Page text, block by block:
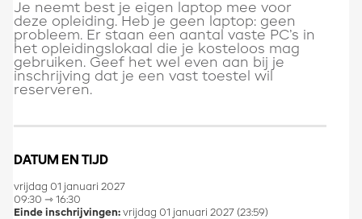
Je neemt best je eigen laptop mee voor
deze opleiding. Heb je geen laptop: geen
probleem. Er staan een aantal vaste PC’s in
het opleidingslokaal die je kosteloos mag
gebruiken. Geef het wel even aan bij je
inschrijving dat je een vast toestel wil
reserveren.
DATUM EN TIJD
vrijdag 01 januari 2027
09:30 ⇾ 16:30
Einde inschrijvingen: vrijdag 01 januari 2027 (23:59)